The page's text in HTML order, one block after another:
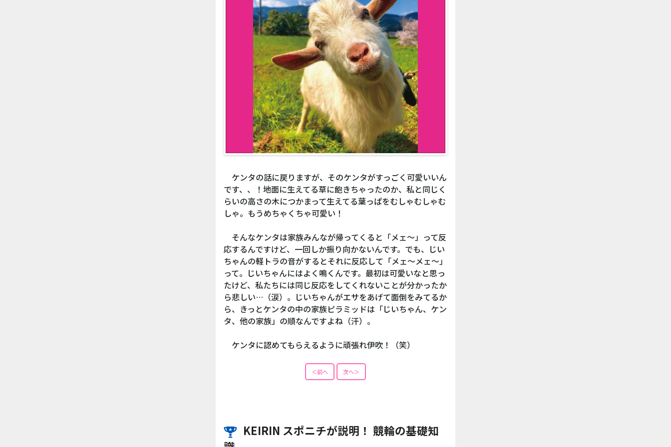
ケンタの話に戻りますが、そのケンタがすっごく可愛いいん
です、、！地面に生えてる草に飽きちゃったのか、私と同じく
らいの高さの木につかまって生えてる葉っぱをむしゃむしゃむ
しゃ。もうめちゃくちゃ可愛い！
そんなケンタは家族みんなが帰ってくると「メェ〜」って反
応するんですけど、一回しか振り向かないんです。でも、じい
ちゃんの軽トラの音がするとそれに反応して「メェ〜メェ〜」
って。じいちゃんにはよく鳴くんです。最初は可愛いなと思っ
たけど、私たちには同じ反応をしてくれないことが分かったか
ら悲しい…（涙）。じいちゃんがエサをあげて面倒をみてるか
ら、きっとケンタの中の家族ピラミッドは「じいちゃん、ケン
タ、他の家族」の順なんですよね（汗）。
ケンタに認めてもらえるように頑張れ伊吹！（笑）
＜前へ 次へ＞
KEIRIN スポニチが説明！ 競輪の基礎知